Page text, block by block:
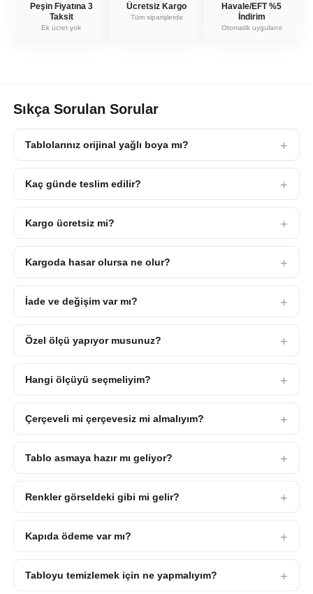
Peşin Fiyatına 3
Taksit
Ek ücret yok
Ücretsiz Kargo
Tüm siparişlerde
Havale/EFT %5
İndirim
Otomatik uygulanır
Sıkça Sorulan Sorular
Tablolarınız orijinal yağlı boya mı?
Kaç günde teslim edilir?
Kargo ücretsiz mi?
Kargoda hasar olursa ne olur?
İade ve değişim var mı?
Özel ölçü yapıyor musunuz?
Hangi ölçüyü seçmeliyim?
Çerçeveli mi çerçevesiz mi almalıyım?
Tablo asmaya hazır mı geliyor?
Renkler görseldeki gibi mi gelir?
Kapıda ödeme var mı?
Tabloyu temizlemek için ne yapmalıyım?